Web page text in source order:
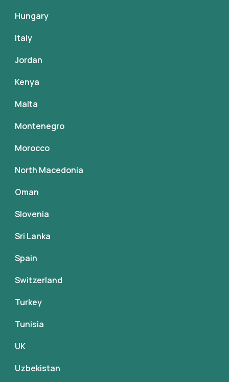
Hungary
Italy
Jordan
Kenya
Malta
Montenegro
Morocco
North Macedonia
Oman
Slovenia
Sri Lanka
Spain
Switzerland
Turkey
Tunisia
UK
Uzbekistan